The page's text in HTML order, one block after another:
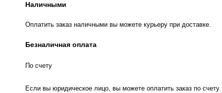
Наличными
Оплатить заказ наличными вы можете курьеру при доставке.
Безналичная оплата
По счету
Если вы юридическое лицо, вы можете оплатить заказ по счету.